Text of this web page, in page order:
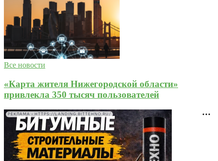
Все новости
«Карта жителя Нижегородской области»
привлекла 350 тысяч пользователей
РЕКЛАМА • HTTPS://LANDING.BITTEHNO.RU/